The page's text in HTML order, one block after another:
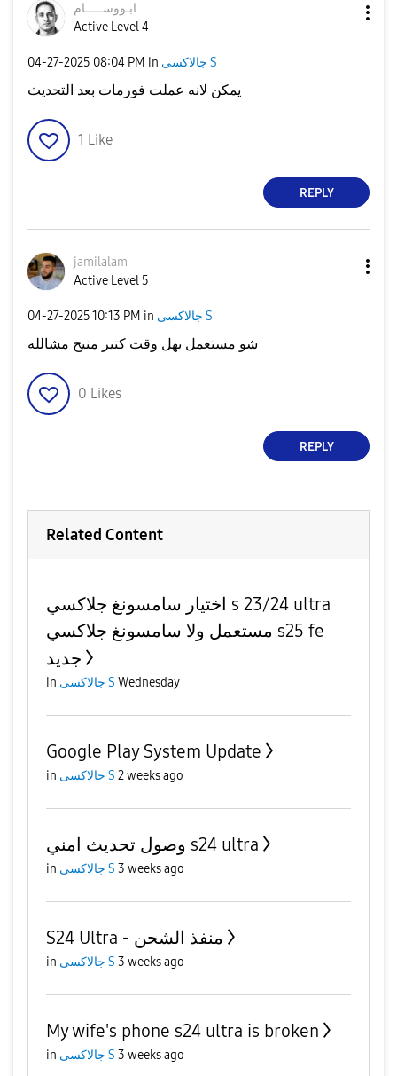
ابـووســـــام
Active Level 4
‎04-27-2025 08:04 PM in جالاكسى S
يمكن لانه عملت فورمات بعد التحديث
1 Like
REPLY
jamilalam
Active Level 5
‎04-27-202510:13 PM in جالاكسى S
شو مستعمل بهل وقت كتير منيح مشالله
0 Likes
REPLY
Related Content
اختيار سامسونغ جلاكسي s 23/24 ultra
مستعمل ولا سامسونغ جلاكسي s25 fe
جديد
in جالاكسى S Wednesday
Google Play System Update
in جالاكسى S 2 weeks ago
وصول تحديث امني s24 ultra
in جالاكسى S 3 weeks ago
S24 Ultra - منفذ الشحن
in جالاكسى S 3 weeks ago
My wife's phone s24 ultra is broken
in جالاكسى S 3 weeks ago